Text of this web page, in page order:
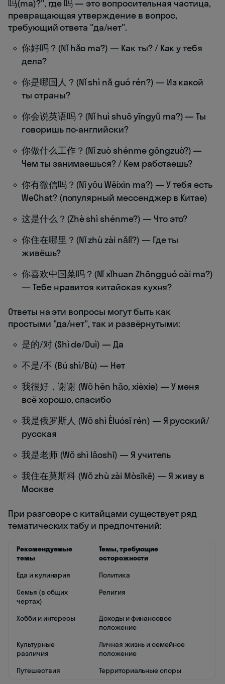
吗(ma)?", где 吗 — это вопросительная частица,
превращающая утверждение в вопрос,
требующий ответа "да/нет".
你好吗？(Nǐ hǎo ma?) — Как ты? / Как у тебя
дела?
你是哪国人？(Nǐ shì nǎ guó rén?) — Из какой
ты страны?
你会说英语吗？(Nǐ huì shuō yīngyǔ ma?) — Ты
говоришь по-английски?
你做什么工作？(Nǐ zuò shénme gōngzuò?) —
Чем ты занимаешься? / Кем работаешь?
你有微信吗？(Nǐ yǒu Wēixìn ma?) — У тебя есть
WeChat? (популярный мессенджер в Китае)
这是什么？(Zhè shì shénme?) — Что это?
你住在哪里？(Nǐ zhù zài nǎlǐ?) — Где ты
живёшь?
你喜欢中国菜吗？(Nǐ xǐhuan Zhōngguó cài ma?)
— Тебе нравится китайская кухня?
Ответы на эти вопросы могут быть как
простыми "да/нет", так и развёрнутыми:
是的/对 (Shì de/Duì) — Да
不是/不 (Bú shì/Bù) — Нет
我很好，谢谢 (Wǒ hěn hǎo, xièxie) — У меня
всё хорошо, спасибо
我是俄罗斯人 (Wǒ shì Èluósī rén) — Я русский/
русская
我是老师 (Wǒ shì lǎoshī) — Я учитель
我住在莫斯科 (Wǒ zhù zài Mòsīkē) — Я живу в
Москве
При разговоре с китайцами существует ряд
тематических табу и предпочтений:
Рекомендуемые
темы
Темы, требующие
осторожности
Еда и кулинария
Политика
Семья (в общих
чертах)
Религия
Хобби и интересы
Доходы и финансовое
положение
Культурные
различия
Личная жизнь и семейное
положение
Путешествия
Территориальные споры